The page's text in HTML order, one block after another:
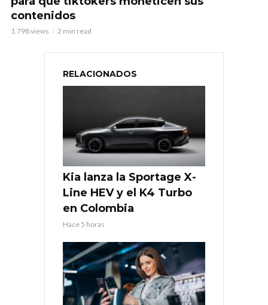
contenidos
1.798 views 2 min read
RELACIONADOS
Kia lanza la Sportage X-
Line HEV y el K4 Turbo
en Colombia
Hace 5 horas